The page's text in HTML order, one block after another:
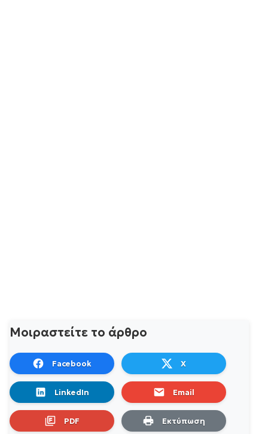
Μοιραστείτε το άρθρο
Facebook X
LinkedIn Email
PDF Εκτύπωση